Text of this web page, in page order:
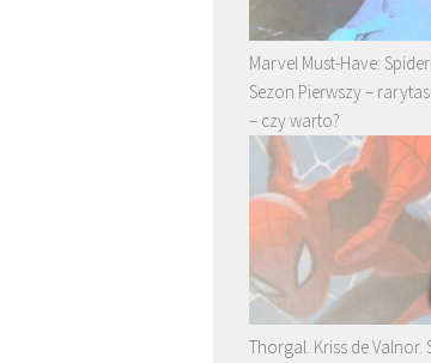
Marvel Must-Have:
Sezon Pierwszy –
– czy warto?
Thorgal. Kriss de Valnor.